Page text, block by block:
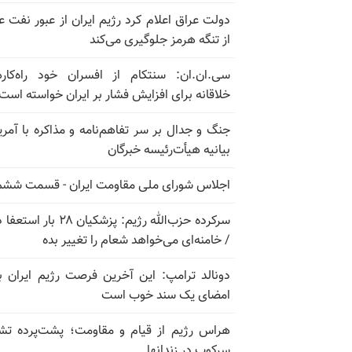
دولت عراق اعلام کرد رژیم ایران از عبور نفت
از تنگه هرمز جلوگیری می‌کند
سی.ان.ان: سنتکام از افسران خود
خلاقانه برای افزایش فشار بر ایران خواسته
جنگ و جدال بر سر تفاهم‌نامه و مذاکره با
بیانیه هیأت‌رئیسه خبرگان
اجلاس شورای ملی مقاومت ایران - قسمت
سرکرده حزب‌الله رژیم: پزشکیان ۲۸
/ خامنه‌ای می‌خواهد شعام را تغییر بده
دونالد ترامپ: این آخرین فرصت رژیم ایران
امضای یک سند خوب است
هراس رژیم از قیام و مقاومت؛ پشت‌پرده